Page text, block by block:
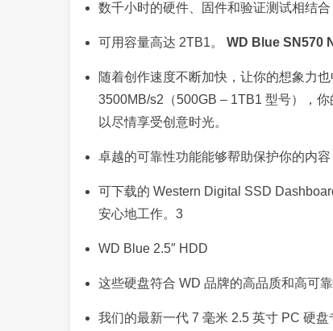
数千小时的硬件、固件和验证测试相结
可用容量高达 2TB1。 WD Blue SN570
随着创作速度不断加快，让你的想象力
3500MB/s2（500GB – 1TB1 型号），
以尽情享受创意时光。
卓越的可靠性功能能够帮助保护你的内
可下载的 Western Digital SSD
安心地工作。3
WD Blue 2.5″ HDD
这些硬盘符合 WD 品牌的高品质和高可
我们的最新一代 7 毫米 2.5 英寸 PC 硬